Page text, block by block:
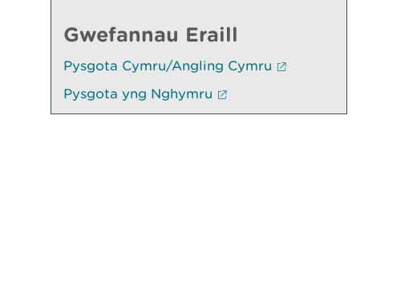
Gwefannau Eraill
Pysgota Cymru/Angling Cymru
Pysgota yng Nghymru